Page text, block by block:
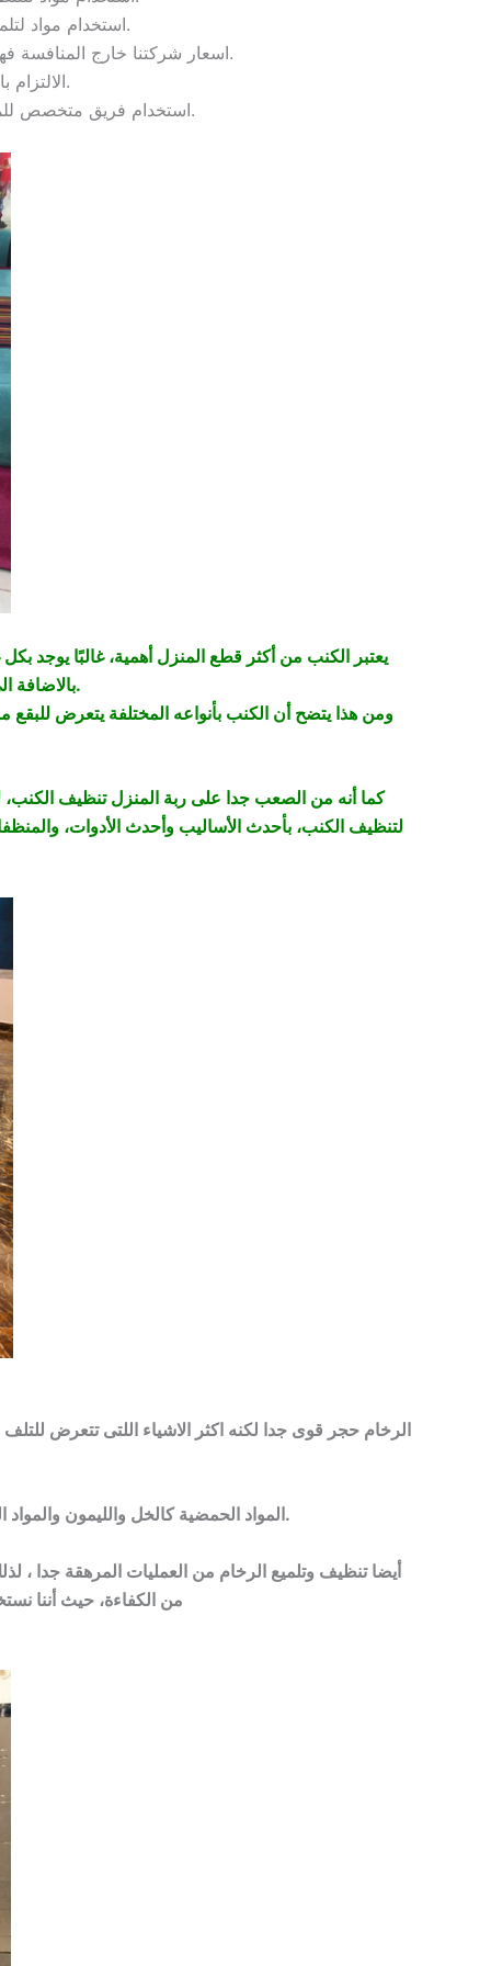
استخدام مواد لتلميع الأثاث والزجاج والأرضيات ومعطرات من أحسن الأنواع المتواجدة في الأسواق.
اسعار شركتنا خارج المنافسة فهي تقوم بتقديم الخدمات بأفضل الأسعار على مستوى شركات التنظيف وبنتائج فعالة مئة بالمئة.
الالتزام بالمواعيد مع سرعة الاستجابة للحجوزات وإتقان العمل ومصداقية التعامل.
استخدام فريق متخصص للمعاينة قبل تنفيذ الخدمة والاتفاق على الأسعار والتخطيط الكلي لخطوات واحتياجات العمل.
يعتبر الكنب من أكثر قطع المنزل أهمية، غالبًا يوجد
بالاضافة الى غرفة الأطفال حيث دائما ما توضع فيها كنبة صغيرة تستعمل لركن اللعب.
ومن هذا يتضح أن الكنب بأنواعه المختلفة يتعرض للبقع
كما أنه من الصعب جدا على ربة المنزل تنظيف الكنب،
لتنظيف الكنب، بأحدث الأساليب وأحدث الأدوات،
الرخام حجر قوى جدا لكنه اكثر الاشياء اللتى تتعرض
المواد الحمضية كالخل والليمون والمواد المنظفة القوية كالفلاش والهايبكس وغيرها تعمل على خدش الرخام وعمل حفر به، لذلك يحظر استخدامها.
أيضا تنظيف وتلميع الرخام من العمليات المرهقة جدا ،
من الكفاءة، حيث أننا